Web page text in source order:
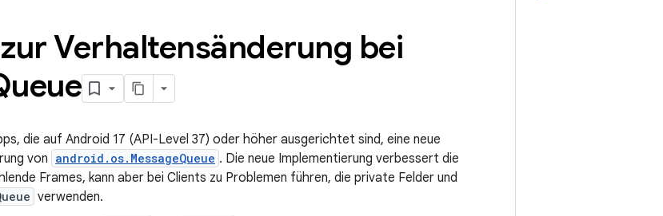
Verhaltensänderung bei
die auf Android 17 (API-Level 37) oder höher ausgerichtet sind, eine neue
von android.os.MessageQueue . Die neue Implementierung verbessert die
Frames, kann aber bei Clients zu Problemen führen, die private Felder und
verwenden.